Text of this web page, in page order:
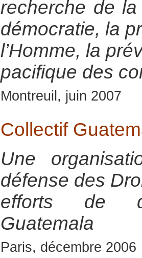
recherche de
démocratie, la
l’Homme, la
pacifique des
Montreuil, juin 2007
Collectif
Une
défense des
efforts de
Guatemala
Paris, décembre 2006